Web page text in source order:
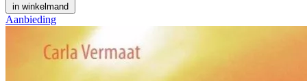
in winkelmand
Aanbieding